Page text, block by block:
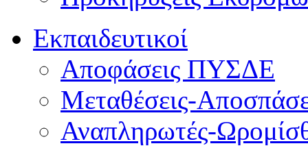
Εκπαιδευτικοί
Αποφάσεις ΠΥΣΔΕ
Μεταθέσεις-
Αναπληρωτές-